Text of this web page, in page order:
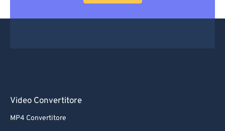
Video Convertitore
MP4 Convertitore